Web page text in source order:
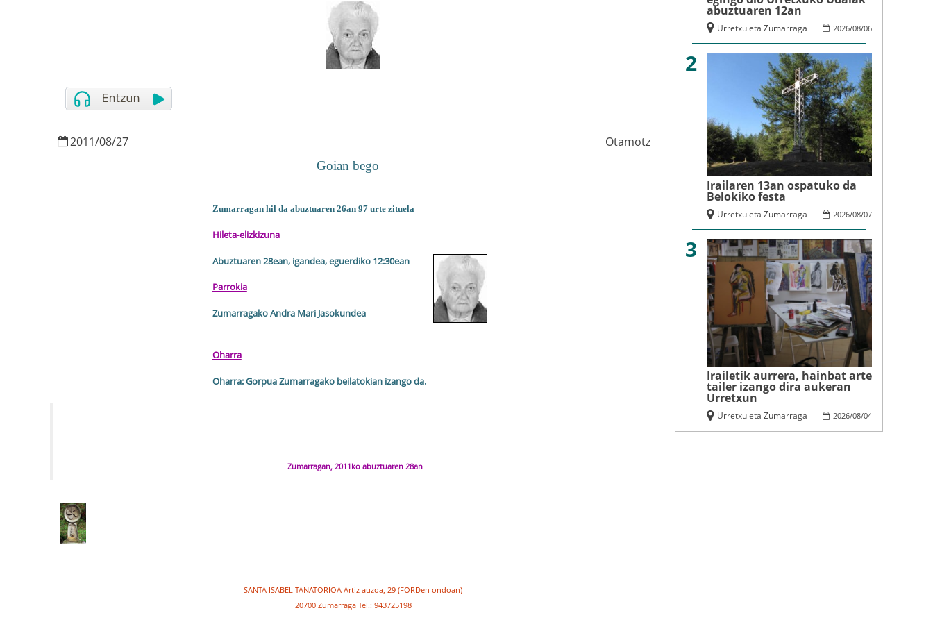
2011/08/27 Otamotz
Goian bego
Zumarragan hil da abuztuaren 26an 97 urte zituela
Hileta-elizkizuna
Abuztuaren 28ean, igandea, eguerdiko 12:30ean
Parrokia
Zumarragako Andra Mari Jasokundea
Oharra
Oharra: Gorpua Zumarragako beilatokian izango da.
Zumarragan, 2011ko abuztuaren 28an
SANTA ISABEL TANATORIOA Artiz auzoa, 29 (FORDen ondoan)
20700 Zumarraga Tel.: 943725198
abuztuaren 12an
2026/08/06
Urretxu eta Zumarraga
2
Irailaren 13an ospatuko da
Belokiko festa
2026/08/07
Urretxu eta Zumarraga
3
Irailetik aurrera, hainbat arte
tailer izango dira aukeran
Urretxun
2026/08/04
Urretxu eta Zumarraga